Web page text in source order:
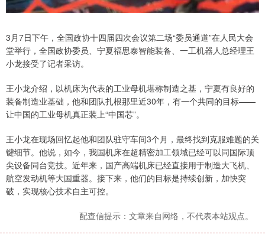
3月7日下午，全国政协十四届四次会议第二场“委员通道”在人民大会
堂举行，全国政协委员、宁夏福思泰智能装备、一工机器人总经理王
小龙接受了记者采访。
王小龙介绍，以机床为代表的工业母机堪称制造之基，宁夏有良好的
装备制造业基础，他和团队扎根那里近30年，有一个共同的目标——
让中国的工业母机真正装上“中国芯”。
王小龙在现场回忆起他和团队驻守车间3个月，最终找到克服难题的关
键细节。他说，如今，我国机床在超精密加工领域已经可以同国际顶
尖设备同台竞技。近年来，国产高端机床已经直接用于制造大飞机、
航空发动机等大国重器。接下来，他们的目标是持续创新，加快突
破，实现核心技术自主可控。
配查信提示：文章来自网络，不代表本站观点。